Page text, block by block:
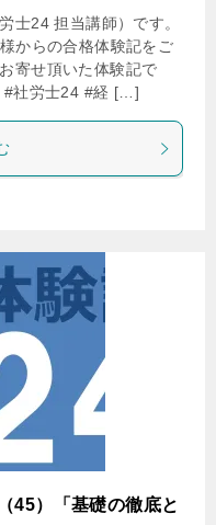
士24 担当講師）です。
からの合格体験記をご
寄せ頂いた体験記で
#社労士24 #経 […]
45）「基礎の徹底と